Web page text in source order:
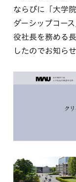
ならびに「大学
ダーシップコー
役社長を務める
したのでお知ら